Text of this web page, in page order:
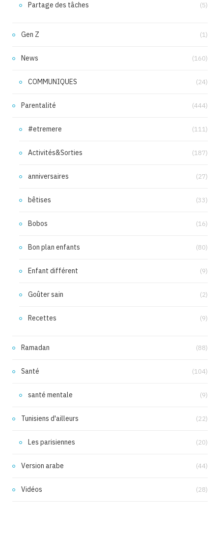
Partage des tâches (5)
Gen Z (1)
News (160)
COMMUNIQUES (24)
Parentalité (444)
#etremere (111)
Activités&Sorties (187)
anniversaires (27)
bêtises (33)
Bobos (16)
Bon plan enfants (80)
Enfant différent (9)
Goûter sain (2)
Recettes (9)
Ramadan (88)
Santé (104)
santé mentale (9)
Tunisiens d'ailleurs (22)
Les parisiennes (20)
Version arabe (44)
Vidéos (28)